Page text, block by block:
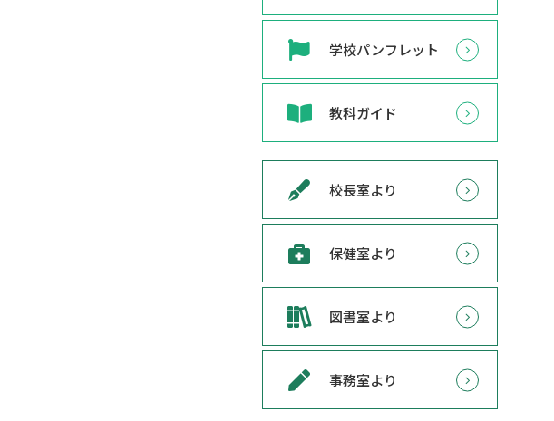
学校パンフレット
教科ガイド
校長室より
保健室より
図書室より
事務室より